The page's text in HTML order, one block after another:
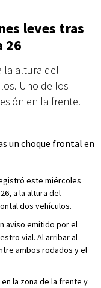
leves tras
26
la altura del
Uno de los
en la frente.
este miércoles
a la altura del
dos vehículos.
aviso emitido por el
vial. Al arribar al
ambos rodados y el
la zona de la frente y